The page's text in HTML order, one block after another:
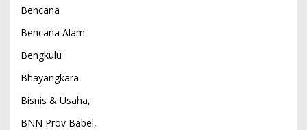
Bencana
Bencana Alam
Bengkulu
Bhayangkara
Bisnis & Usaha,
BNN Prov Babel,